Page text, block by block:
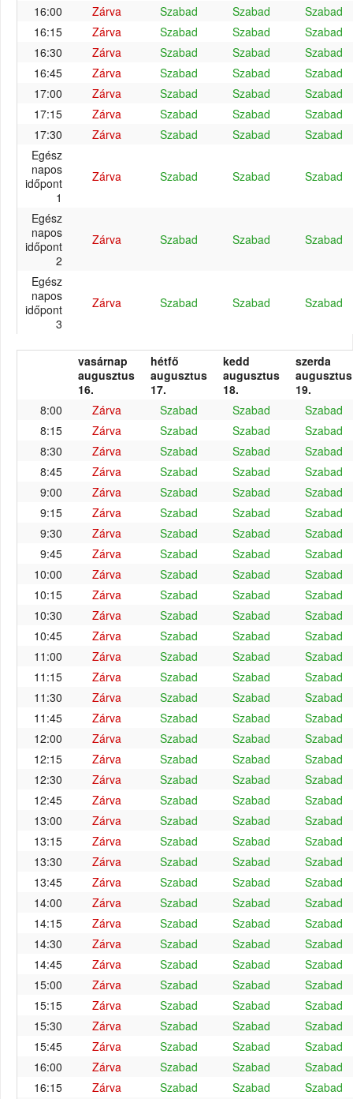
16:00
Zárva Szabad Szabad
Szabad
16:15
Zárva Szabad Szabad
Szabad
16:30
Zárva Szabad Szabad
Szabad
16:45
Zárva Szabad Szabad
Szabad
17:00
Zárva Szabad Szabad
Szabad
17:15
Zárva Szabad Szabad
Szabad
17:30
Zárva Szabad Szabad
Szabad
Egész
napos
időpont
1
Zárva Szabad Szabad Szabad
Egész
napos
időpont
2
Zárva Szabad Szabad Szabad
Egész
napos
időpont
3
Zárva Szabad Szabad Szabad
vasárnap
augusztus
16.
hétfő
augusztus
17.
kedd
augusztus
18.
szerda
augusztus
19.
8:00
Zárva Szabad Szabad
Szabad
8:15
Zárva Szabad Szabad
Szabad
8:30
Zárva Szabad Szabad
Szabad
8:45
Zárva Szabad Szabad
Szabad
9:00
Zárva Szabad Szabad
Szabad
9:15
Zárva Szabad Szabad
Szabad
9:30
Zárva Szabad Szabad
Szabad
9:45
Zárva Szabad Szabad
Szabad
10:00
Zárva Szabad Szabad
Szabad
10:15
Zárva Szabad Szabad
Szabad
10:30
Zárva Szabad Szabad
Szabad
10:45
Zárva Szabad Szabad
Szabad
11:00
Zárva Szabad Szabad
Szabad
11:15
Zárva Szabad Szabad
Szabad
11:30
Zárva Szabad Szabad
Szabad
11:45
Zárva Szabad Szabad
Szabad
12:00
Zárva Szabad Szabad
Szabad
12:15
Zárva Szabad Szabad
Szabad
12:30
Zárva Szabad Szabad
Szabad
12:45
Zárva Szabad Szabad
Szabad
13:00
Zárva Szabad Szabad
Szabad
13:15
Zárva Szabad Szabad
Szabad
13:30
Zárva Szabad Szabad
Szabad
13:45
Zárva Szabad Szabad
Szabad
14:00
Zárva Szabad Szabad
Szabad
14:15
Zárva Szabad Szabad
Szabad
14:30
Zárva Szabad Szabad
Szabad
14:45
Zárva Szabad Szabad
Szabad
15:00
Zárva Szabad Szabad
Szabad
15:15
Zárva Szabad Szabad
Szabad
15:30
Zárva Szabad Szabad
Szabad
15:45
Zárva Szabad Szabad
Szabad
16:00
Zárva Szabad Szabad
Szabad
16:15
Zárva Szabad Szabad Szabad